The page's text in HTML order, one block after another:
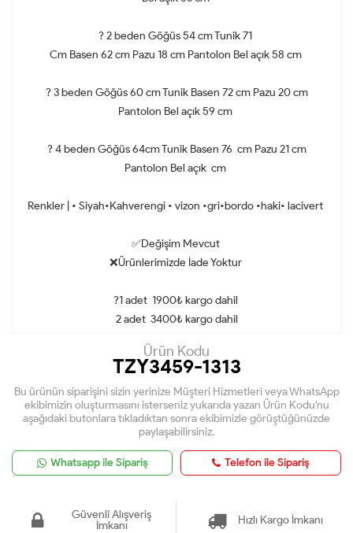
? 2 beden Göğüs 54 cm Tunik 71
Cm Basen 62 cm Pazu 18 cm Pantolon Bel açık 58 cm
? 3 beden Göğüs 60 cm Tunik Basen 72 cm Pazu 20 cm
Pantolon Bel açık 59 cm
? 4 beden Göğüs 64cm Tunik Basen 76 cm Pazu 21 cm
Pantolon Bel açık cm
Renkler | • Siyah•Kahverengi • vizon •gri•bordo •haki• lacivert
✅Değişim Mevcut
❌Ürünlerimizde İade Yoktur
?1 adet 1900₺ kargo dahil
2 adet 3400₺ kargo dahil
Ürün Kodu
TZY3459-1313
Bu ürünün siparişini sizin yerinize Müşteri Hizmetleri veya WhatsApp
ekibimizin oluşturmasını isterseniz yukarıda yazan Ürün Kodu'nu
aşağıdaki butonlara tıkladıktan sonra ekibimizle görüştüğünüzde
paylaşabilirsiniz.
Whatsapp ile Sipariş Telefon ile Sipariş
Güvenli Alışveriş
İmkanı
Hızlı Kargo İmkanı